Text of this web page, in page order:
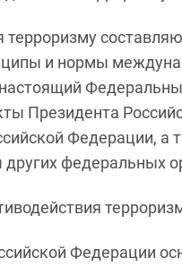
и нормы
Президента
Федерации, а
федеральных
Федерации